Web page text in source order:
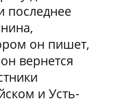
последнее
он пишет,
вернется
и Усть-